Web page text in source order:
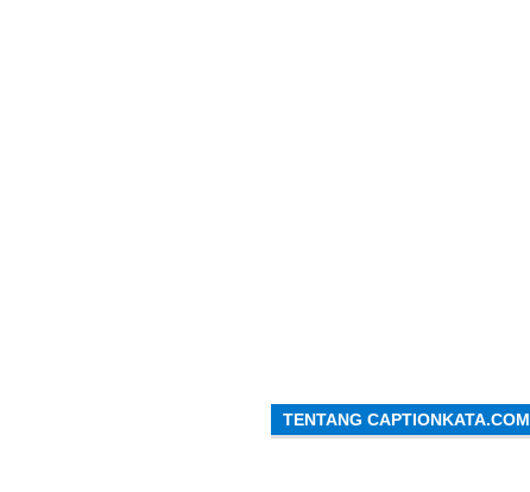
TENTANG CAPTIONKATA.COM